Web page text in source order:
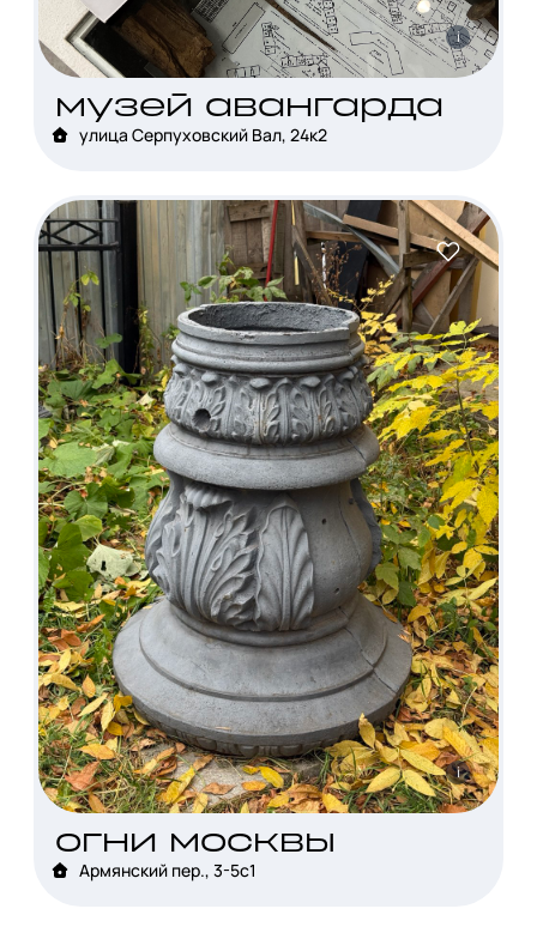
i
музей авангарда
улица Серпуховский Вал, 24к2
i
огни москвы
Армянский пер., 3-5с1